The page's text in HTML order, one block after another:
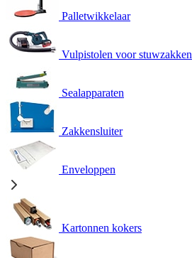
Palletwikkelaar
Vulpistolen voor stuwzakken
Sealapparaten
Zakkensluiter
Enveloppen
Kartonnen kokers